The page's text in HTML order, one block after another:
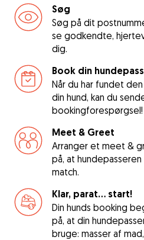
Søg
Søg på dit
se godkendte,
dig.
Book din
Når du har fundet
din hund, kan du
bookingforespørgsel!
Meet & Greet
Arranger et meet &
på, at
match.
Klar, parat... start!
Din hunds booking
på, at din
bruge: masser af